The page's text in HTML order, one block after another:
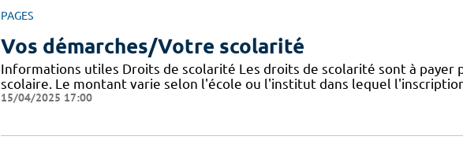
PAGES
Vos démarches/Votre scolarité
Informations utiles Droits de scolarité Les droits de scolarité sont à payer
scolaire. Le montant varie selon l'école ou l'institut dans lequel
15/04/2025 17:00